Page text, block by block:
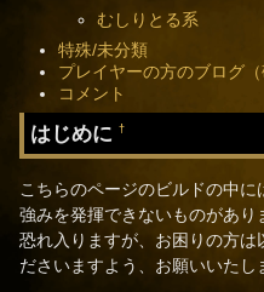
むしりとる系
特殊/未分類
プレイヤーの方のブログ（
コメント
はじめに†
こちらのページのビルドの中
強みを発揮できないものがあり
恐れ入りますが、お困りの方は
ださいますよう、お願いいたし